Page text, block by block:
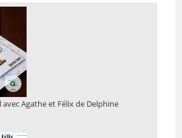
avec Agathe et Félix de Delphine